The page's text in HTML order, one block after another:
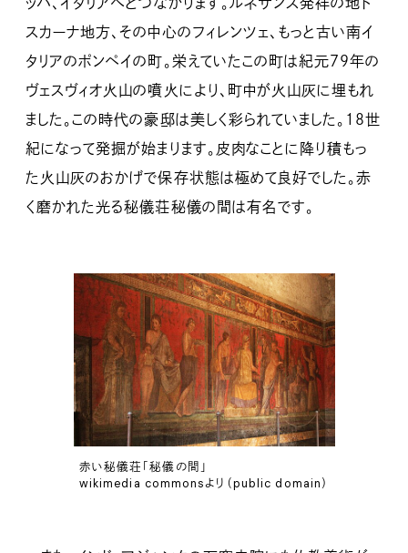
スカーナ地方、その中心のフィレンツェ、もっと古い南イ
タリアのポンペイの町。栄えていたこの町は紀元７９年の
ヴェスヴィオ火山の噴火により、町中が火山灰に埋もれ
ました。この時代の豪邸は美しく彩られていました。１８世
紀になって発掘が始まります。皮肉なことに降り積もっ
た火山灰のおかげで保存状態は極めて良好でした。赤
く磨かれた光る秘儀荘秘儀の間は有名です。
赤い秘儀荘「秘儀の間」
wikimedia commonsより（public domain）